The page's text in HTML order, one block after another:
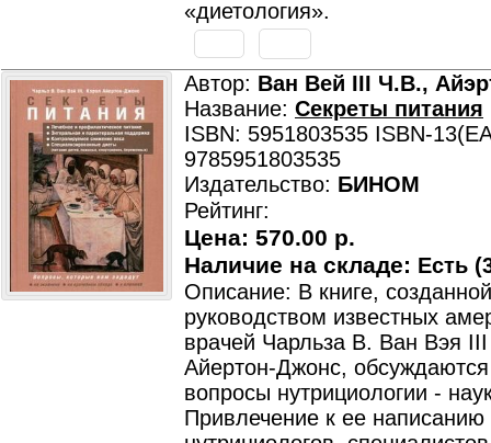
«диетология».
Автор: Ван Вей III Ч.В.,
Название: Секреты питания
ISBN: 5951803535 ISBN-
9785951803535
Издательство: БИНОМ
Рейтинг:
Цена: 570.00 р.
Наличие на складе: Есть
Описание: В книге,
руководством известных
врачей Чарльза В. Ван Вэя
Айертон-Джонс,
вопросы нутрициологии -
Привлечение к ее написанию